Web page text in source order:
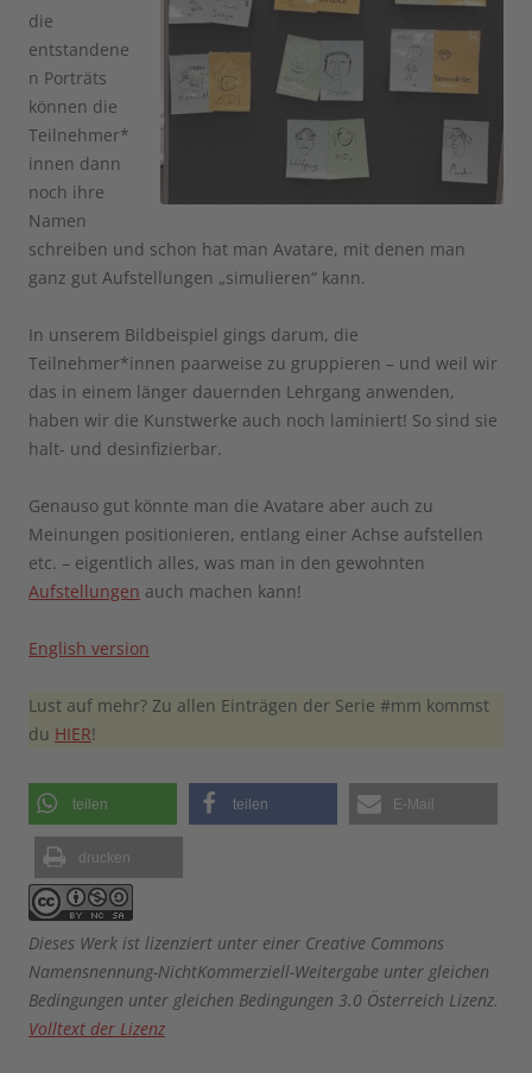
die
entstandene
n Porträts
können die
Teilnehmer*
innen dann
noch ihre
Namen
schreiben und schon hat man Avatare, mit denen man
ganz gut Aufstellungen „simulieren“ kann.
In unserem Bildbeispiel gings darum, die
Teilnehmer*innen paarweise zu gruppieren – und weil wir
das in einem länger dauernden Lehrgang anwenden,
haben wir die Kunstwerke auch noch laminiert! So sind sie
halt- und desinfizierbar.
Genauso gut könnte man die Avatare aber auch zu
Meinungen positionieren, entlang einer Achse aufstellen
etc. – eigentlich alles, was man in den gewohnten
Aufstellungen auch machen kann!
English version
Lust auf mehr? Zu allen Einträgen der Serie #mm kommst
du HIER!
teilen teilen E-Mail
drucken
Dieses Werk ist lizenziert unter einer Creative Commons
Namensnennung-NichtKommerziell-Weitergabe unter gleichen
Bedingungen unter gleichen Bedingungen 3.0 Österreich Lizenz.
Volltext der Lizenz